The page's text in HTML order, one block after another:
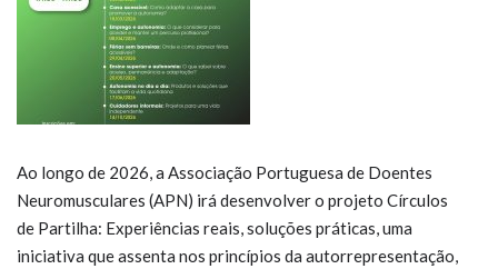
Ao longo de 2026, a Associação Portuguesa de Doentes
Neuromusculares (APN) irá desenvolver o projeto Círculos
de Partilha: Experiências reais, soluções práticas, uma
iniciativa que assenta nos princípios da autorrepresentação,